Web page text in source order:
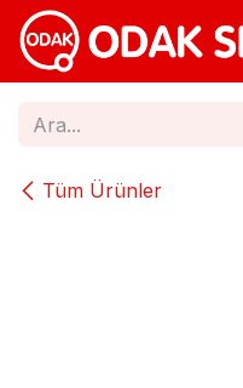
İçereği Atla
Tüm Ürünler